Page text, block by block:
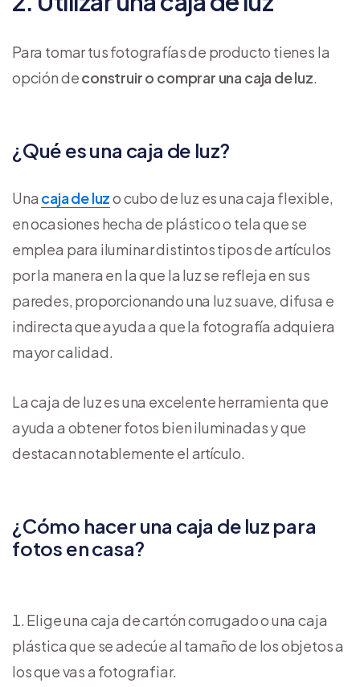
Para tomar tus fotografías de producto tienes la
opción deconstruir o comprar una caja de luz.
¿Qué es una caja de luz?
Una caja de luzo cubo de luz es una caja flexible,
en ocasiones hecha de plástico o tela que se
emplea para iluminar distintos tipos de artículos
por la manera en la que la luz se refleja en sus
paredes, proporcionando una luz suave, difusa e
indirecta que ayuda a que la fotografía adquiera
mayor calidad.
La caja de luz es una excelente herramienta que
ayuda a obtener fotos bien iluminadas y que
destacan notablemente el artículo.
¿Cómo hacer una caja de luz para
fotos en casa?
Elige una caja de cartón corrugado o una caja
plástica que se adecúe al tamaño de los objetos a
los que vas a fotografiar.